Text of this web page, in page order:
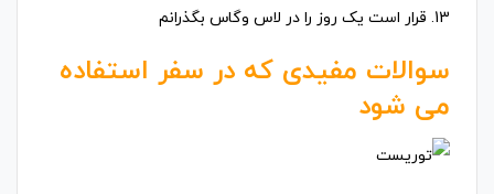
13. قرار است یک روز را در لاس وگاس بگذرانم
سوالات مفیدی که در سفر استفاده
می شود